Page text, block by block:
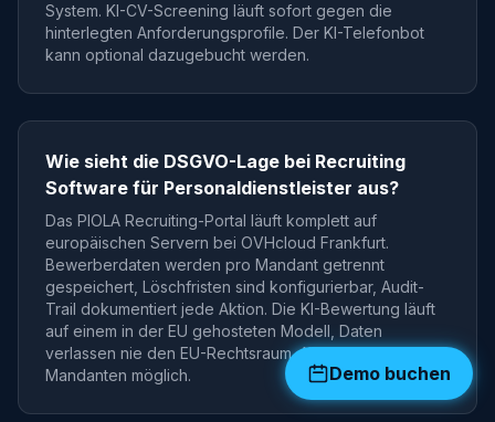
System. KI-CV-Screening läuft sofort gegen die
hinterlegten Anforderungsprofile. Der KI-Telefonbot
kann optional dazugebucht werden.
Wie sieht die DSGVO-Lage bei Recruiting
Software für Personaldienstleister aus?
Das PIOLA Recruiting-Portal läuft komplett auf
europäischen Servern bei OVHcloud Frankfurt.
Bewerberdaten werden pro Mandant getrennt
gespeichert, Löschfristen sind konfigurierbar, Audit-
Trail dokumentiert jede Aktion. Die KI-Bewertung läuft
auf einem in der EU gehosteten Modell, Daten
verlassen nie den EU-Rechtsraum. AVV mit jedem
Mandanten möglich.
Demo buchen